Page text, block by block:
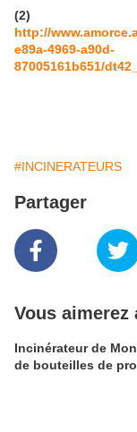
(2)
http://
e89a-4969-a90d-
87005161b651/
#INCINERATEURS
Partager
Vous aimerez
Incinérateur de
de bouteilles de